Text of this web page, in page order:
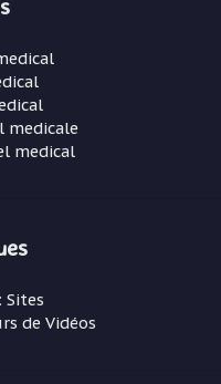
medicale
medical
Sites
de Vidéos